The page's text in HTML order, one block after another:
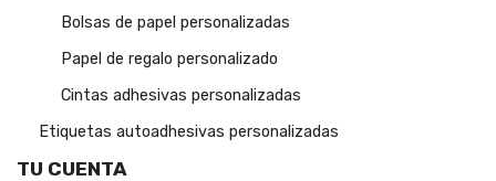
Bolsas de papel personalizadas
Papel de regalo personalizado
Cintas adhesivas personalizadas
Etiquetas autoadhesivas personalizadas
TU CUENTA